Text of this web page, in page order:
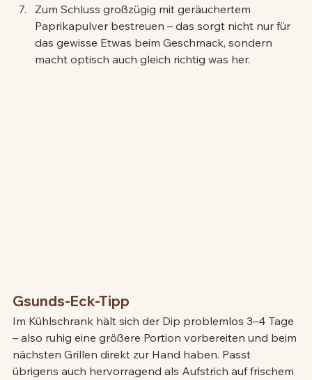
Zum Schluss großzügig mit geräuchertem
Paprikapulver bestreuen – das sorgt nicht nur für
das gewisse Etwas beim Geschmack, sondern
macht optisch auch gleich richtig was her.
Gsunds-Eck-Tipp
Im Kühlschrank hält sich der Dip problemlos 3–4 Tage
– also ruhig eine größere Portion vorbereiten und beim
nächsten Grillen direkt zur Hand haben. Passt
übrigens auch hervorragend als Aufstrich auf frischem